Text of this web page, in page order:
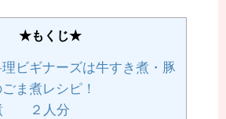
★もくじ★
ビギナーズは牛すき煮・豚
ま煮レシピ！
２人分